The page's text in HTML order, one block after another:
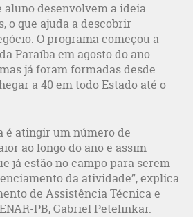
desenvolvem a ideia
o que ajuda a descobrir
O programa começou a
Paraíba em agosto do ano
já foram formadas desde
a 40 em todo Estado até o
é atingir um número de
ao longo do ano e assim
já estão no campo para serem
da atividade”, explica
de Assistência Técnica e
PB, Gabriel Petelinkar.